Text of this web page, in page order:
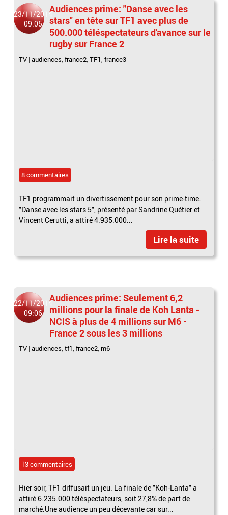
23/11/2014
09:05
Audiences prime: "Danse avec les
stars" en tête sur TF1 avec plus de
500.000 téléspectateurs d'avance sur le
rugby sur France 2
TV |audiences,france2,TF1,france3
8 commentaires
TF1 programmait un divertissement pour son prime-time.
"Danse avec les stars 5", présenté par Sandrine Quétier et
Vincent Cerutti, a attiré 4.935.000...
Lire la suite
22/11/2014
09:06
Audiences prime: Seulement 6,2
millions pour la finale de Koh Lanta -
NCIS à plus de 4 millions sur M6 -
France 2 sous les 3 millions
TV |audiences,tf1,france2, m6
13 commentaires
Hier soir, TF1 diffusait un jeu. La finale de "Koh-Lanta" a
attiré 6.235.000 téléspectateurs, soit 27,8% de part de
marché.Une audience un peu décevante car sur...